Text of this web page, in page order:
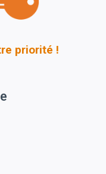
priorité !